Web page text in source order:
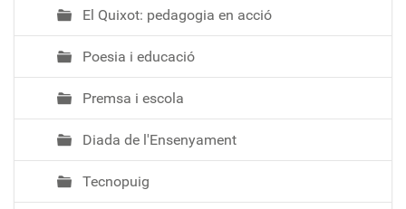
El Quixot: pedagogia en acció
Poesia i educació
Premsa i escola
Diada de l'Ensenyament
Tecnopuig